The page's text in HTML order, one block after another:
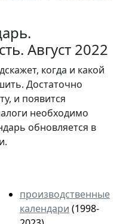
Август 2022
когда и какой
Достаточно
и появится
необходимо
обновляется в
производственные
календари (1998-